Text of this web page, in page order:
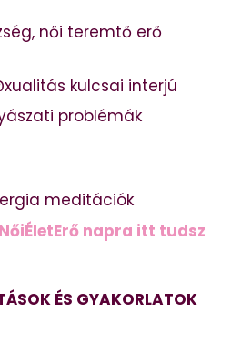
női teremtő erő
kulcsai interjú
problémák
meditációk
NőiÉletErő napra itt tudsz
ÉS GYAKORLATOK